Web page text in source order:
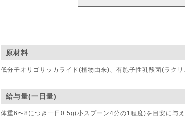
原材料
低分子オリゴサッカライド(植物由来)、有胞子性乳酸菌(ラク
給与量(一日量)
体重6〜8につき一日0.5g(小スプーン4分の1程度)を目安に与え